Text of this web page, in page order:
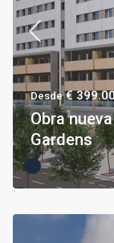
Desde€
Obra
Gardens